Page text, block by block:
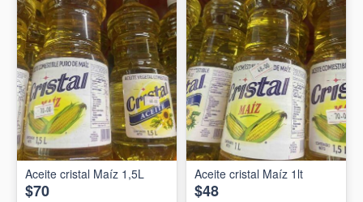
Aceite cristal Maíz 1,5L
$70
Aceite cristal Maíz 1lt
$48